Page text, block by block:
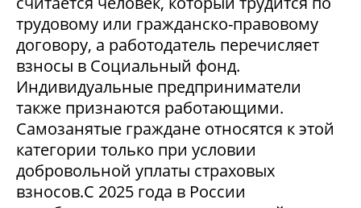
трудовому или гражданско-правовому
договору, а работодатель перечисляет
взносы в Социальный фонд.
Индивидуальные предприниматели
также признаются работающими.
Самозанятые граждане относятся к этой
категории только при условии
добровольной уплаты страховых
взносов.С 2025 года в России